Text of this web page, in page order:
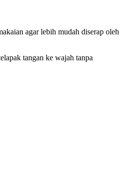
agar lebih mudah diserap oleh
tangan ke wajah tanpa